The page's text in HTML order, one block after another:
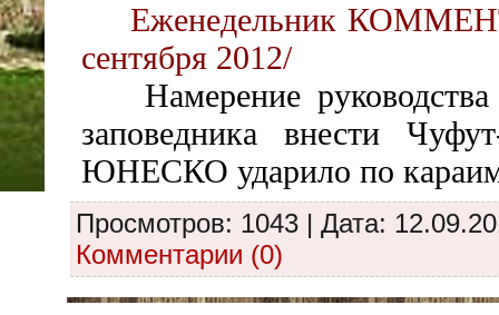
Еженедельник
сентября 2012/
Намерение руководства
заповедника внести
ЮНЕСКО ударило по
Просмотров: 1043 | Дата:
Комментарии (0)